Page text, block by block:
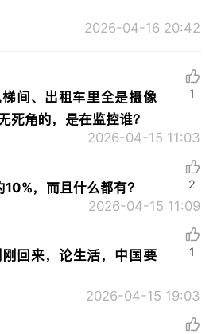
2026-04-16 20:42
间、出租车里全是摄像
死角的，是在监控谁？
2026-04-15 11:03
1
，而且什么都有？
2026-04-15 11:09
2
回来，论生活，中国要
2026-04-15 19:03
1